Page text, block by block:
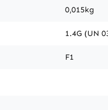
0,015kg
1.4G (UN
F1